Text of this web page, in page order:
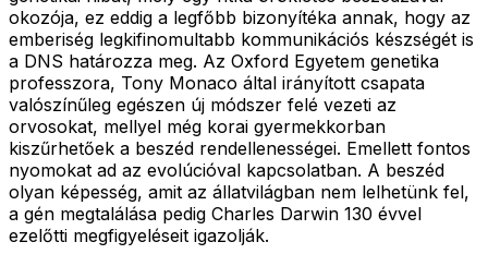
okozója, ez eddig a legfőbb bizonyítéka annak, hogy az
emberiség legkifinomultabb kommunikációs készségét is
a DNS határozza meg. Az Oxford Egyetem genetika
professzora, Tony Monaco által irányított csapata
valószínűleg egészen új módszer felé vezeti az
orvosokat, mellyel még korai gyermekkorban
kiszűrhetőek a beszéd rendellenességei. Emellett fontos
nyomokat ad az evolúcióval kapcsolatban. A beszéd
olyan képesség, amit az állatvilágban nem lelhetünk fel,
a gén megtalálása pedig Charles Darwin 130 évvel
ezelőtti megfigyeléseit igazolják.